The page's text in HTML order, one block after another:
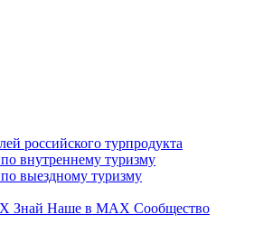
российского турпродукта
внутреннему туризму
выездному туризму
Знай Наше в MAX Сообщество